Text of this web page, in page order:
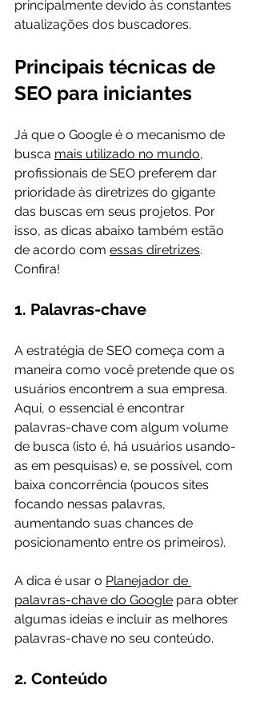
principalmente devido às constantes
Principais técnicas de
SEO para iniciantes
Já que o Google é o mecanismo de
busca mais utilizado no mundo,
profissionais de SEO preferem dar
prioridade às diretrizes do gigante
das buscas em seus projetos. Por
isso, as dicas abaixo também estão
de acordo com essas diretrizes.
1. Palavras-chave
A estratégia de SEO começa com a
maneira como você pretende que os
usuários encontrem a sua empresa.
Aqui, o essencial é encontrar
palavras-chave com algum volume
de busca (isto é, há usuários usando-
as em pesquisas) e, se possível, com
baixa concorrência (poucos sites
focando nessas palavras,
aumentando suas chances de
posicionamento entre os primeiros).
A dica é usar o Planejador de
palavras-chave do Google para obter
algumas ideias e incluir as melhores
2. Conteúdo